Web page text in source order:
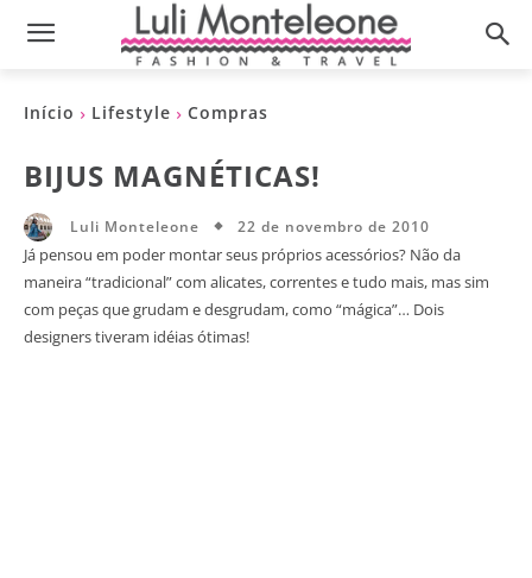
Início Lifestyle Compras
BIJUS MAGNÉTICAS!
Luli Monteleone 22 de novembro de 2010
Já pensou em poder montar seus próprios acessórios? Não da
maneira “tradicional” com alicates, correntes e tudo mais, mas sim
com peças que grudam e desgrudam, como “mágica”… Dois
designers tiveram idéias ótimas!